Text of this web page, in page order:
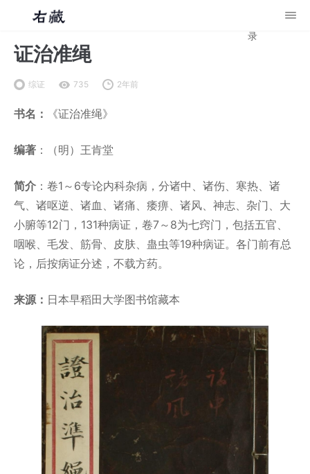
录
证治准绳
综证 735 2年前
书名： 《证治准绳》
编著 ：（明）王肯堂
简介 ：卷1～6专论内科杂病，分诸中、诸伤、寒热、诸
气、诸呕逆、诸血、诸痛、痿痹、诸风、神志、杂门、大
小腑等12门，131种病证，卷7～8为七窍门，包括五官、
咽喉、毛发、筋骨、皮肤、蛊虫等19种病证。各门前有总
论，后按病证分述，不载方药。
来源： 日本早稻田大学图书馆藏本